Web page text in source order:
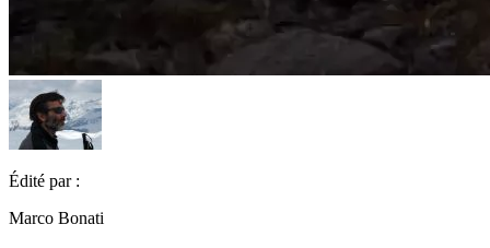
Édité par :
Marco Bonati